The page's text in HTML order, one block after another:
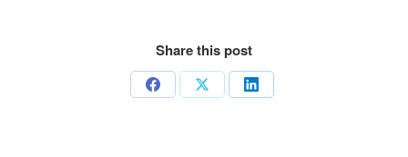
Share this post
Share Share Share